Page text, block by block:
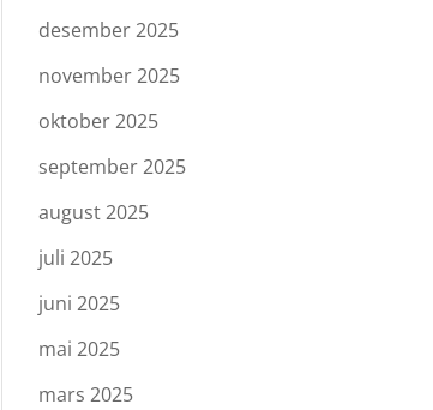
desember 2025
november 2025
oktober 2025
september 2025
august 2025
juli 2025
juni 2025
mai 2025
mars 2025